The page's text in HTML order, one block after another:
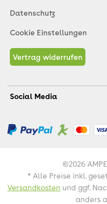
Datenschutz
Cookie Einstellungen
Vertrag widerrufen
Social Media
©2026
* Alle Preise inkl.
Versandkosten und ggf.
anders